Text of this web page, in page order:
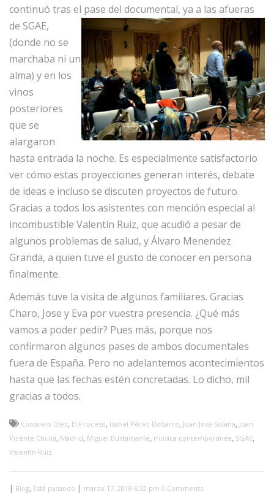
continuó tras el pase del documental, ya a las afueras
de SGAE,
(donde no se
marchaba ni un
alma) y en los
vinos
posteriores
que se
alargaron
hasta entrada la noche. Es especialmente satisfactorio
ver cómo estas proyecciones generan interés, debate
de ideas e incluso se discuten proyectos de futuro.
Gracias a todos los asistentes con mención especial al
incombustible Valentín Ruiz, que acudió a pesar de
algunos problemas de salud, y Álvaro Menendez
Granda, a quien tuve el gusto de conocer en persona
finalmente.
Además tuve la visita de algunos familiares. Gracias
Charo, Jose y Eva por vuestra presencia. ¿Qué más
vamos a poder pedir? Pues más, porque nos
confirmaron algunos pases de ambos documentales
fuera de España. Pero no adelantemos acontecimientos
hasta que las fechas estén concretadas. Lo dicho, mil
gracias a todos.
Consuelo Díez, El Proceso, Isabel Pérez Dobarro, Juan José Solana, Juan
Vicente Chuliá, Madrid, Miguel Bustamante, música contemporánea, SGAE,
Valentín Ruiz
| Blog, Está pasando | marzo 17, 2018 6:32 pm 0 Comments